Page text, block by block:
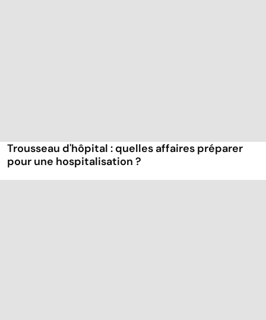
Trousseau d'hôpital : quelles affaires préparer
pour une hospitalisation ?